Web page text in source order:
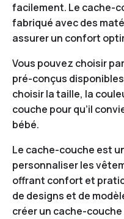
facilement. Le cache-
fabriqué avec des
assurer un confort
Vous pouvez choisir
pré-conçus
choisir la taille, la
couche pour qu’il
bébé.
Le cache-couche est
personnaliser les
offrant confort et
de designs et de
créer un cache-